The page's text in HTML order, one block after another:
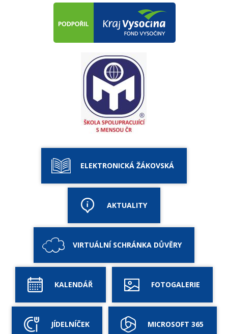
ELEKTRONICKÁ ŽÁKOVSKÁ
AKTUALITY
VIRTUÁLNÍ SCHRÁNKA DŮVĚRY
KALENDÁŘ FOTOGALERIE
JÍDELNÍČEK MICROSOFT 365